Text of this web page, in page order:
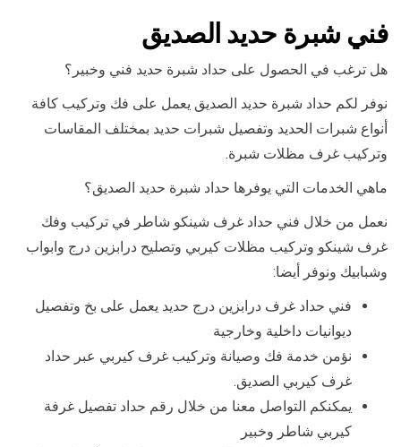
فني شبرة حديد الصديق
هل ترغب في الحصول على حداد شبرة حديد فني وخبير؟
نوفر لكم حداد شبرة حديد الصديق يعمل على فك وتركيب كافة
أنواع شبرات الحديد وتفصيل شبرات حديد بمختلف المقاسات
وتركيب غرف مظلات شبرة.
ماهي الخدمات التي يوفرها حداد شبرة حديد الصديق؟
نعمل من خلال فني حداد غرف شينكو شاطر في تركيب وفك
غرف شينكو وتركيب مظلات كيربي وتصليح درابزين درج وابواب
وشبابيك ونوفر أيضا:
فني حداد غرف درابزين درج حديد يعمل على بخ وتفصيل
ديوانيات داخلية وخارجية
نؤمن خدمة فك وصيانة وتركيب غرف كيربي عبر حداد
غرف كيربي الصديق.
يمكنكم التواصل معنا من خلال رقم حداد تفصيل غرفة
كيربي شاطر وخبير